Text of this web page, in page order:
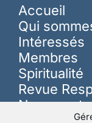
Accueil
Qui
Intéressés
Membres
Spiritualité
Revue
Nous